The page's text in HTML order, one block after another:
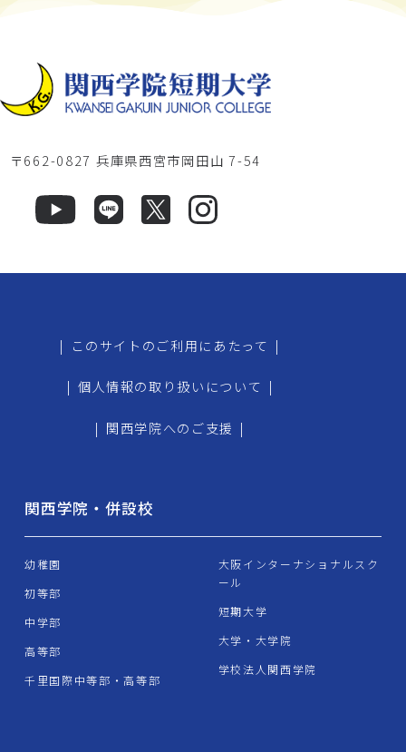
〒662-0827 兵庫県西宮市岡田山 7-54
| このサイトのご利用にあたって |
| 個人情報の取り扱いについて |
| 関西学院へのご支援 |
関西学院・併設校
幼稚園
初等部
中学部
高等部
千里国際中等部・高等部
大阪インターナショナルスク
ール
短期大学
大学・大学院
学校法人関西学院